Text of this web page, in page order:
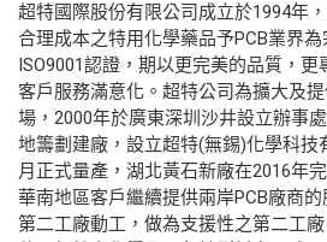
超特國際股份有限公司成立於1994年
合理成本之特用化學藥品予PCB業界
ISO9001認證，期以更完美的品質，
客戶服務滿意化。超特公司為擴大及
場，2000年於廣東深圳沙井設立辦事
地籌劃建廠，設立超特(無錫)化學科技
月正式量產，湖北黃石新廠在2016年
華南地區客戶繼續提供兩岸PCB廠商
第二工廠動工，做為支援性之第二工